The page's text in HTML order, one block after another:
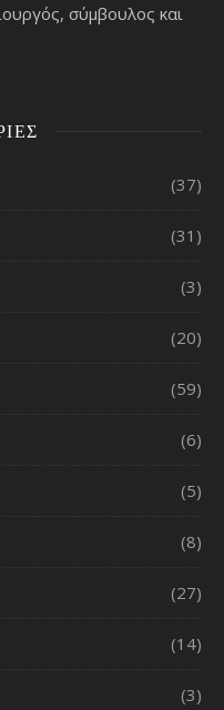
σύμβουλος και
(37)
(31)
(3)
(20)
(59)
(6)
(5)
(8)
(27)
(14)
(3)